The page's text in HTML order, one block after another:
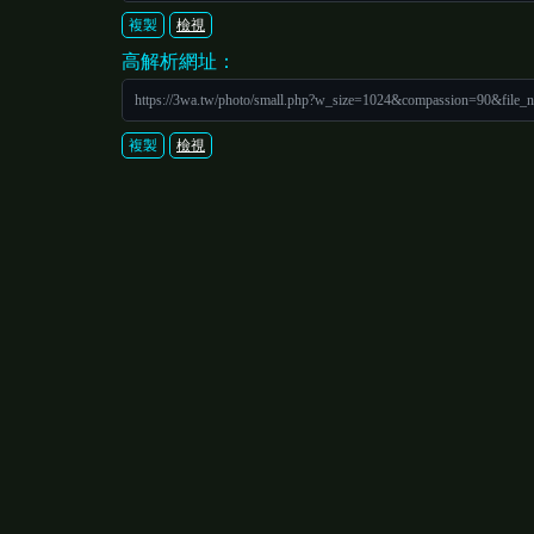
複製 檢視
高解析網址：
https://3wa.tw/photo/
複製 檢視